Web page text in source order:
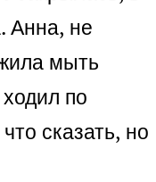
Анна, не
мыть
по
сказать, но